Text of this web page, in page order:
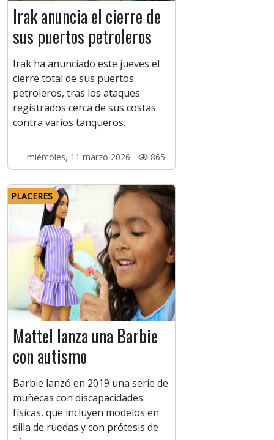
Irak anuncia el cierre de
sus puertos petroleros
Irak ha anunciado este jueves el
cierre total de sus puertos
petroleros, tras los ataques
registrados cerca de sus costas
contra varios tanqueros.
miércoles, 11 marzo 2026 - 865
PLACERES
Mattel lanza una Barbie
con autismo
Barbie lanzó en 2019 una serie de
muñecas con discapacidades
físicas, que incluyen modelos en
silla de ruedas y con prótesis de